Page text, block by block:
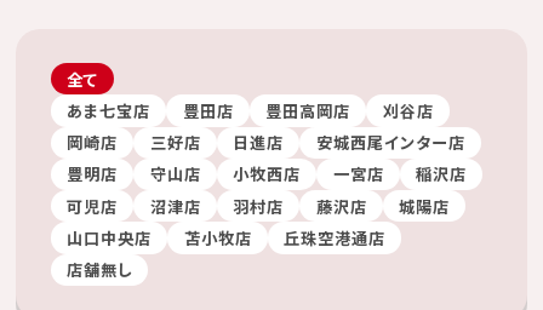
全て
あま七宝店
豊田店 豊田高岡店
刈谷店
岡崎店
三好店 日進店
安城西尾インター店
豊明店
守山店 小牧西店 一宮店
稲沢店
可児店
沼津店 羽村店 藤沢店
城陽店
山口中央店
苫小牧店
丘珠空港通店
店舗無し